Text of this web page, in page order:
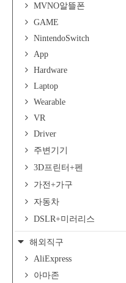
MVNO알뜰폰
GAME
NintendoSwitch
App
Hardware
Laptop
Wearable
VR
Driver
주변기기
3D프린터+펜
가전+가구
자동차
DSLR+미러리스
해외직구
AliExpress
아마존